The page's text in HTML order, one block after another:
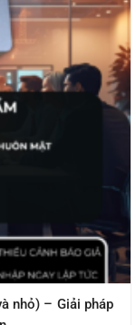
nhỏ) – Giải pháp